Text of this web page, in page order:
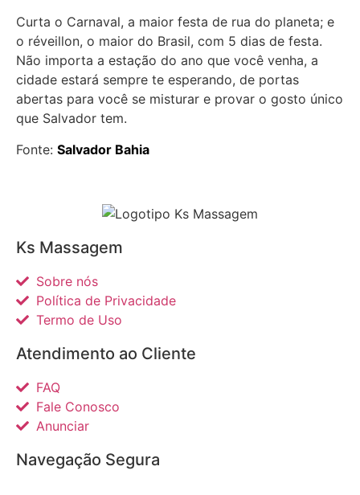
Curta o Carnaval, a maior festa de rua do planeta; e
o réveillon, o maior do Brasil, com 5 dias de festa.
Não importa a estação do ano que você venha, a
cidade estará sempre te esperando, de portas
abertas para você se misturar e provar o gosto único
que Salvador tem.
Fonte: Salvador Bahia
Ks Massagem
Sobre nós
Política de Privacidade
Termo de Uso
Atendimento ao Cliente
FAQ
Fale Conosco
Anunciar
Navegação Segura